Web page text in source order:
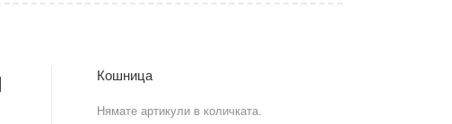
Кошница
Нямате артикули в количката.